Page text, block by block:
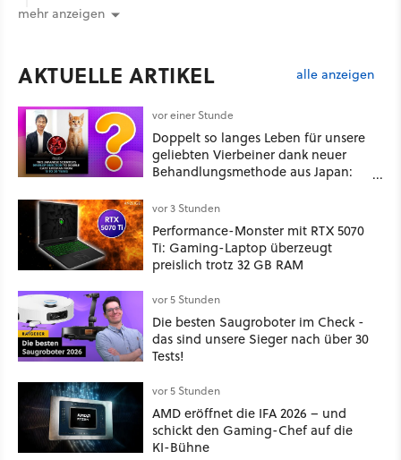
mehr anzeigen
AKTUELLE ARTIKEL alle anzeigen
vor einer Stunde
Doppelt so langes Leben für unsere
geliebten Vierbeiner dank neuer
Behandlungsmethode aus Japan:
Kommentare zeigt, dass es nicht so
einfach ist
vor 3 Stunden
Performance-Monster mit RTX 5070
Ti: Gaming-Laptop überzeugt
preislich trotz 32 GB RAM
vor 5 Stunden
Die besten Saugroboter im Check -
das sind unsere Sieger nach über 30
Tests!
vor 5 Stunden
AMD eröffnet die IFA 2026 – und
schickt den Gaming-Chef auf die
KI-Bühne